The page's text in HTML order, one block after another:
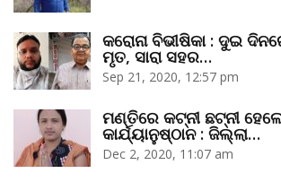
କରୋନା ବିଭୀଷିକା : ଦୁଇ
ମୃତ, ସାରା ସହର…
Sep 21, 2020, 12:57 pm
ମଣ୍ତିରେ କଟ୍‌ନୀ ଛଟ୍‌ନୀ
କାର୍ଯ୍ୟାନୁଷ୍ଠାନ : ଜିଲ୍ଲା…
Dec 2, 2020, 11:07 am